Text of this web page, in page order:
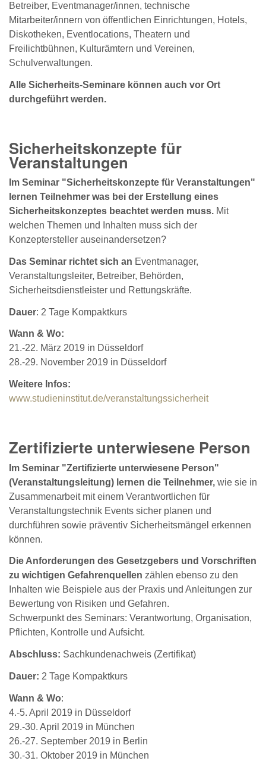
Betreiber, Eventmanager/innen, technische
Mitarbeiter/innern von öffentlichen Einrichtungen, Hotels,
Diskotheken, Eventlocations, Theatern und
Freilichtbühnen, Kulturämtern und Vereinen,
Schulverwaltungen.
Alle Sicherheits-Seminare können auch vor Ort
durchgeführt werden.
Sicherheitskonzepte für
Veranstaltungen
Im Seminar "Sicherheitskonzepte für Veranstaltungen"
lernen Teilnehmer was bei der Erstellung eines
Sicherheitskonzeptes beachtet werden muss. Mit
welchen Themen und Inhalten muss sich der
Konzeptersteller auseinandersetzen?
Das Seminar richtet sich an Eventmanager,
Veranstaltungsleiter, Betreiber, Behörden,
Sicherheitsdienstleister und Rettungskräfte.
Dauer: 2 Tage Kompaktkurs
Wann & Wo:
21.-22. März 2019 in Düsseldorf
28.-29. November 2019 in Düsseldorf
Weitere Infos:
www.studieninstitut.de/veranstaltungssicherheit
Zertifizierte unterwiesene Person
Im Seminar "Zertifizierte unterwiesene Person"
(Veranstaltungsleitung) lernen die Teilnehmer, wie sie in
Zusammenarbeit mit einem Verantwortlichen für
Veranstaltungstechnik Events sicher planen und
durchführen sowie präventiv Sicherheitsmängel erkennen
können.
Die Anforderungen des Gesetzgebers und Vorschriften
zu wichtigen Gefahrenquellen zählen ebenso zu den
Inhalten wie Beispiele aus der Praxis und Anleitungen zur
Bewertung von Risiken und Gefahren.
Schwerpunkt des Seminars: Verantwortung, Organisation,
Pflichten, Kontrolle und Aufsicht.
Abschluss: Sachkundenachweis (Zertifikat)
Dauer: 2 Tage Kompaktkurs
Wann & Wo:
4.-5. April 2019 in Düsseldorf
29.-30. April 2019 in München
26.-27. September 2019 in Berlin
30.-31. Oktober 2019 in München